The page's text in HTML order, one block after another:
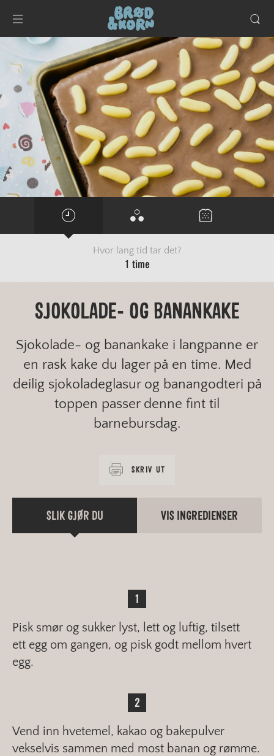
Hvor lang tid tar det?
1 time
SJOKOLADE- OG BANANKAKE
Sjokolade- og banankake i langpanne er
en rask kake du lager på en time. Med
deilig sjokoladeglasur og banangodteri på
toppen passer denne fint til
barnebursdag.
SKRIV UT
SLIK GJØR DU VIS INGREDIENSER
Pisk smør og sukker lyst, lett og luftig, tilsett
ett egg om gangen, og pisk godt mellom hvert
egg.
Vend inn hvetemel, kakao og bakepulver
vekselvis sammen med most banan og rømme.